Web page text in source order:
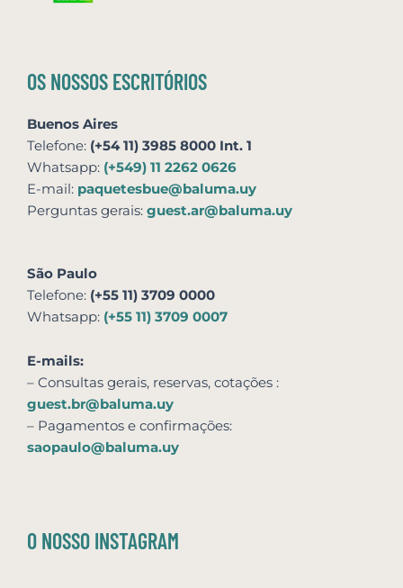
OS NOSSOS ESCRITÓRIOS
Buenos Aires
Telefone: (+54 11) 3985 8000 Int. 1
Whatsapp: (+549) 11 2262 0626
E-mail: paquetesbue@baluma.uy
Perguntas gerais: guest.ar@baluma.uy
São Paulo
Telefone: (+55 11) 3709 0000
Whatsapp: (+55 11) 3709 0007
E-mails:
– Consultas gerais, reservas, cotações :
guest.br@baluma.uy
– Pagamentos e confirmações:
saopaulo@baluma.uy
O NOSSO INSTAGRAM